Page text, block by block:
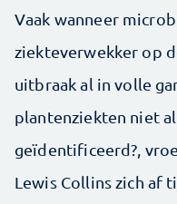
Vaak wanneer
ziekte­verwekker op
uitbraak al in volle
plantenziekten niet
geïdentificeerd?,
Lewis Collins zich af